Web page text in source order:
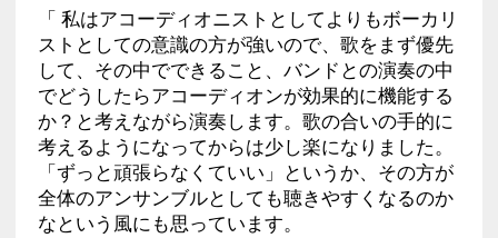
「 私はアコーディオニストとしてよりもボーカリ
ストとしての意識の方が強いので、歌をまず優先
して、その中でできること、バンドとの演奏の中
でどうしたらアコーディオンが効果的に機能する
か？と考えながら演奏します。歌の合いの手的に
考えるようになってからは少し楽になりました。
「ずっと頑張らなくていい」というか、その方が
全体のアンサンブルとしても聴きやすくなるのか
なという風にも思っています。